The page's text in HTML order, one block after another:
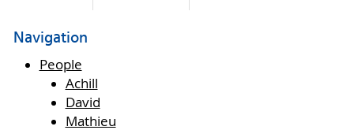
Navigation
People
Achill
David
Mathieu